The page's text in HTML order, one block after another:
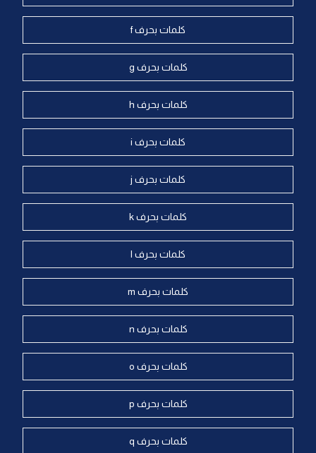
كلمات بحرف f
كلمات بحرف g
كلمات بحرف h
كلمات بحرف i
كلمات بحرف j
كلمات بحرف k
كلمات بحرف l
كلمات بحرف m
كلمات بحرف n
كلمات بحرف o
كلمات بحرف p
كلمات بحرف q